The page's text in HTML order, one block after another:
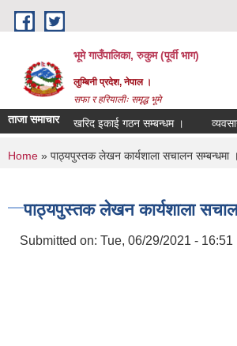
Skip to main content
भूमे गाउँपालिका, रुकुम (पूर्वी भाग)
लुम्बिनी प्रदेश, नेपाल ।
सफा र हरियालीः समृद्ध भूमे
ताजा समाचारखरिद इकाई गठन सम्बन्धम । व्यवसाय/
You are here
Home » पाठ्यपुस्तक लेखन कार्यशाला सचालन सम्बन्धमा ।
पाठ्यपुस्तक लेखन कार्यशाला
Submitted on: Tue, 06/29/2021 - 16:51